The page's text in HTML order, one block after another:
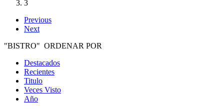
3
Previous
Next
"BISTRO" ORDENAR POR
Destacados
Recientes
Titulo
Veces Visto
Año